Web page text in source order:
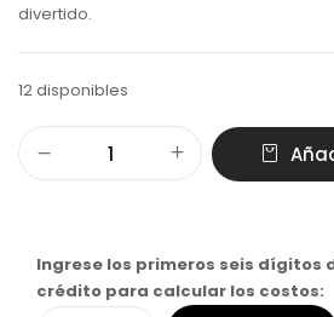
divertido.
12 disponibles
Ingrese los primeros seis dígitos
crédito para calcular los costos: